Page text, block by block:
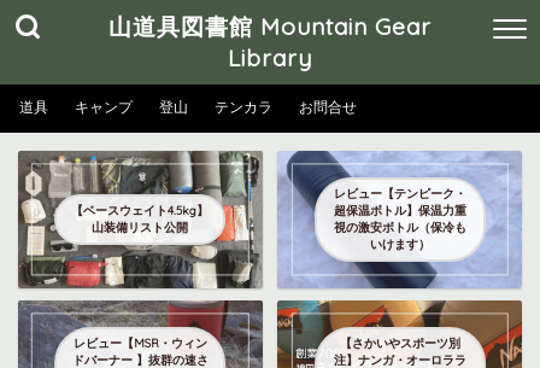
山道具図書館 Mountain Gear
Library
道具 キャンプ 登山 テンカラ お問合せ
【ベースウェイト4.5kg】
山装備リスト公開
レビュー【テンピーク・
超保温ボトル】保温力重
視の激安ボトル（保冷も
いけます）
レビュー【MSR・ウィン
ドバーナー 】抜群の速さ
【さかいやスポーツ別
注】ナンガ・オーロララ